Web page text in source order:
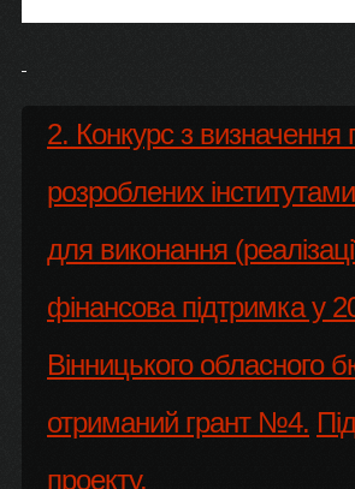
2. Конкурс з визначення
розроблених
для виконання
фінансова підтримка у
Вінницького обласного
отриманий грант №4.
проекту.